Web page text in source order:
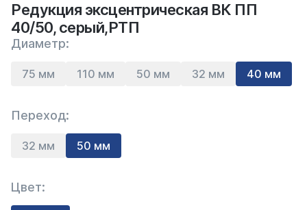
Редукция эксцентрическая ВК ПП
40/50, серый,РТП
Диаметр:
75 мм 110 мм 50 мм 32 мм 40 мм
Переход:
32 мм 50 мм
Цвет: